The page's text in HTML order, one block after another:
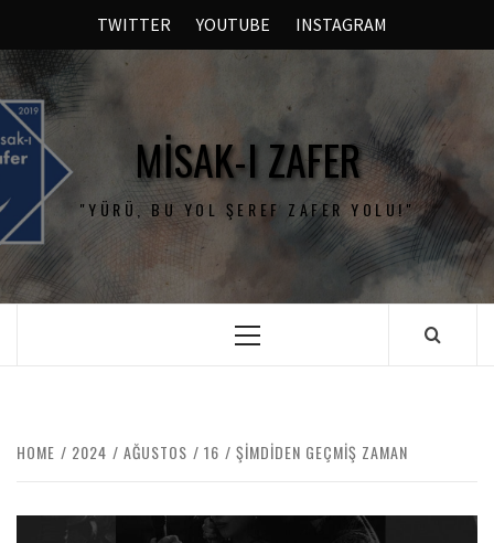
TWITTER YOUTUBE INSTAGRAM
MISAK-I ZAFER
"YÜRÜ, BU YOL ŞEREF ZAFER YOLU!"
HOME 2024 AĞUSTOS 16 ŞİMDİDEN GEÇMİŞ ZAMAN